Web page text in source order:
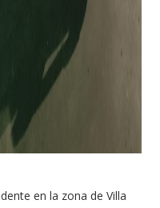
en la zona de Villa